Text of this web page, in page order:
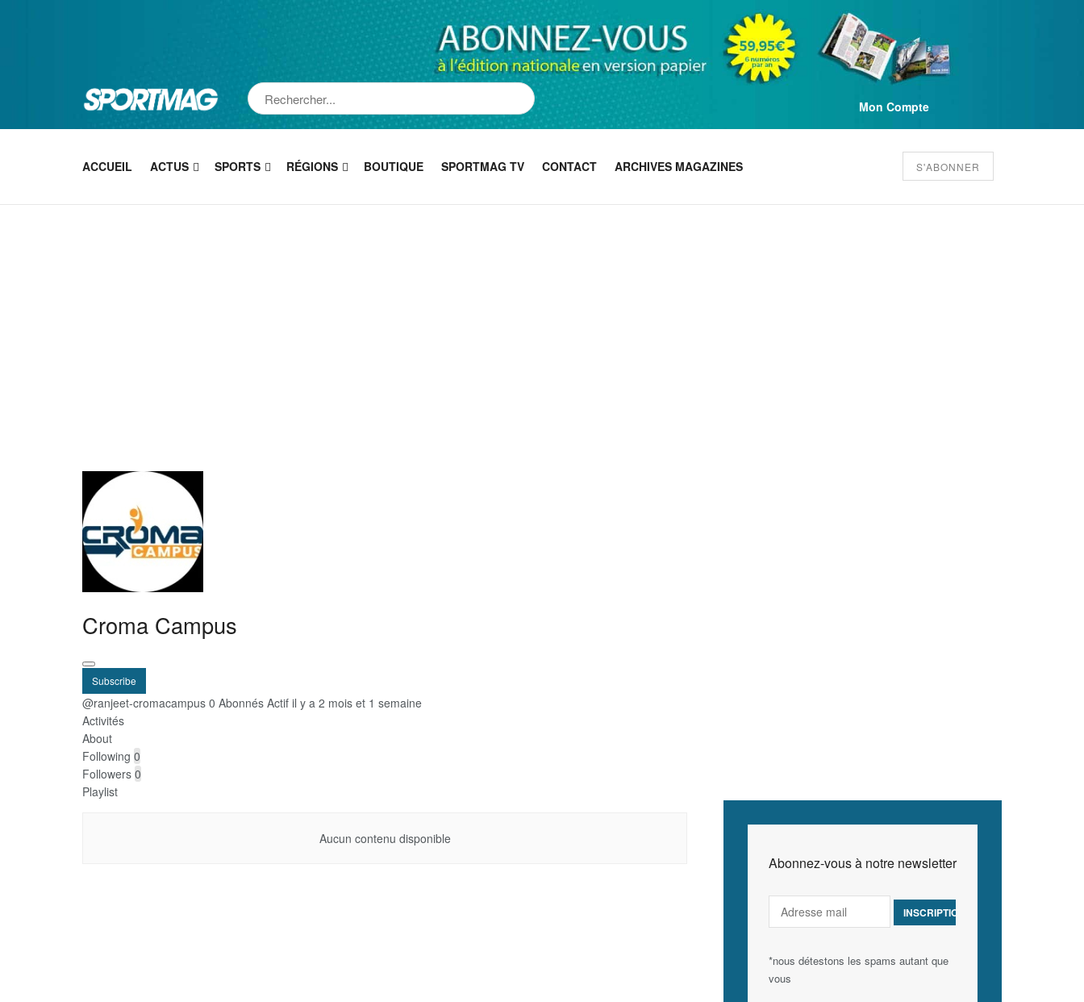
Mon Compte
ACCUEIL ACTUS SPORTS RÉGIONS BOUTIQUE SPORTMAG TV CONTACT ARCHIVES MAGAZINES S'ABONNER
Croma Campus
Subscribe
@ranjeet-cromacampus 0 Abonnés Actif il y a 2 mois et 1 semaine
Activités
About
Following 0
Followers 0
Playlist
Aucun contenu disponible
Abonnez-vous à notre newsletter
*nous détestons les spams autant que
vous